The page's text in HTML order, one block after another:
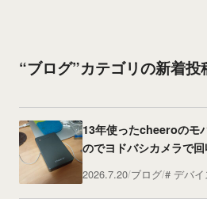
“ブログ”カテゴリの新着投
13年使ったcheeroのモ
のでヨドバシカメラで
2026.7.20 ブログ デバイ